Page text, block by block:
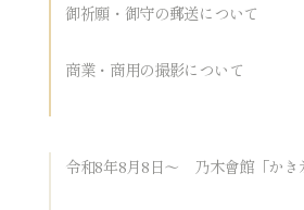
御祈願・御守の郵送について
商業・商用の撮影について
令和8年8月8日～ 乃木會館「かき